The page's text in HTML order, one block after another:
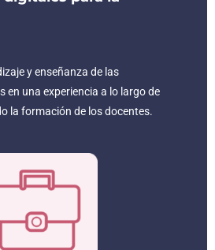
y enseñanza de las
en una experiencia a lo largo de
la formación de los docentes.